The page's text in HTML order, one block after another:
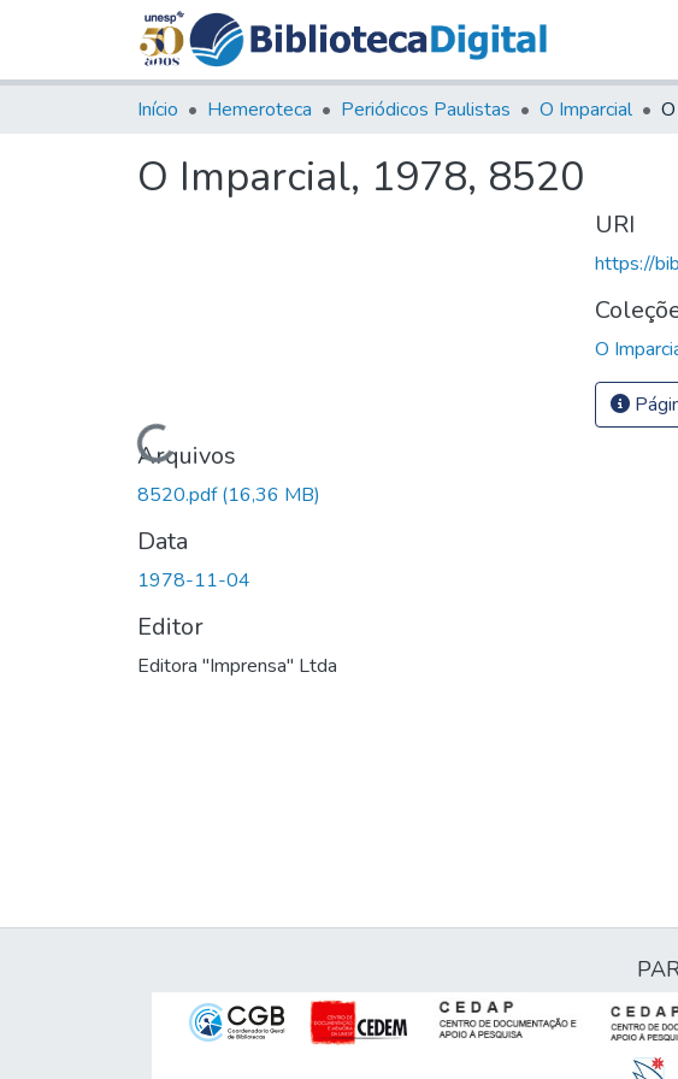
Início Hemeroteca Periódicos Paulistas O Imparcial
O Imparcial, 1978, 8520
Carregando...
Arquivos
8520.pdf(16,36 MB)
Data
1978-11-04
Editor
Editora "Imprensa" Ltda
URI
https://
O